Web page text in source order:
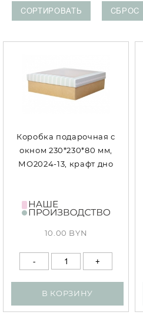
Коробка подарочная с
окном 230*230*80 мм,
МО2024-13, крафт дно
10.00 BYN
В КОРЗИНУ